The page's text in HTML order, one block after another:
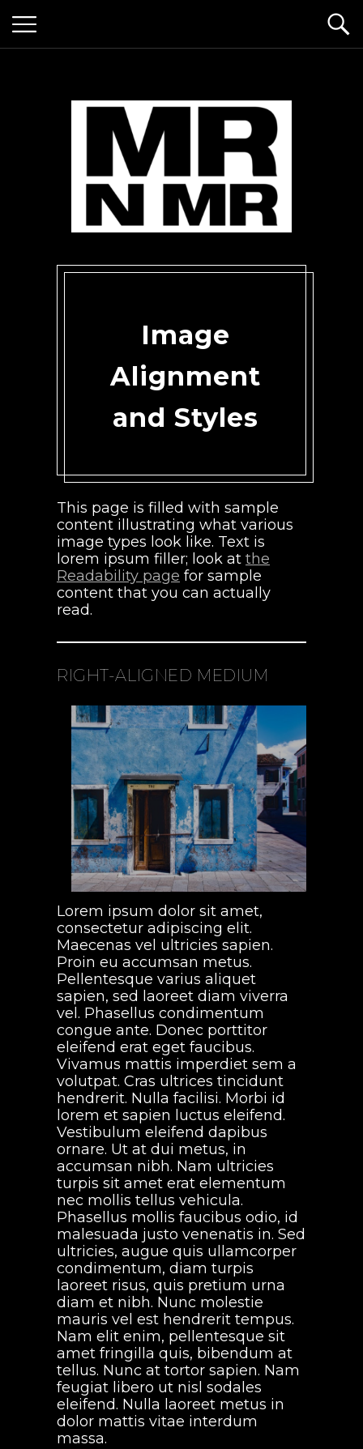
mr n mister
Image
Alignment
and Styles
This page is filled with sample
content illustrating what various
image types look like. Text is
lorem ipsum filler; look at the
Readability page for sample
content that you can actually
read.
RIGHT-ALIGNED MEDIUM
Lorem ipsum dolor sit amet,
consectetur adipiscing elit.
Maecenas vel ultricies sapien.
Proin eu accumsan metus.
Pellentesque varius aliquet
sapien, sed laoreet diam viverra
vel. Phasellus condimentum
congue ante. Donec porttitor
eleifend erat eget faucibus.
Vivamus mattis imperdiet sem a
volutpat. Cras ultrices tincidunt
hendrerit. Nulla facilisi. Morbi id
lorem et sapien luctus eleifend.
Vestibulum eleifend dapibus
ornare. Ut at dui metus, in
accumsan nibh. Nam ultricies
turpis sit amet erat elementum
nec mollis tellus vehicula.
Phasellus mollis faucibus odio, id
malesuada justo venenatis in. Sed
ultricies, augue quis ullamcorper
condimentum, diam turpis
laoreet risus, quis pretium urna
diam et nibh. Nunc molestie
mauris vel est hendrerit tempus.
Nam elit enim, pellentesque sit
amet fringilla quis, bibendum at
tellus. Nunc at tortor sapien. Nam
feugiat libero ut nisl sodales
eleifend. Nulla laoreet metus in
dolor mattis vitae interdum
massa.